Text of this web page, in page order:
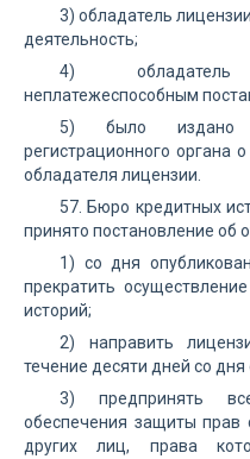
3) обладатель
деятельность;
4)
неплатежеспособным
5) было издано
регистрационного органа
обладателя лицензии.
57. Бюро кредитных
принято постановление об
1) со дня
прекратить
историй;
2) направить
течение десяти дней со
3) предпринять
обеспечения защиты прав
других лиц, права